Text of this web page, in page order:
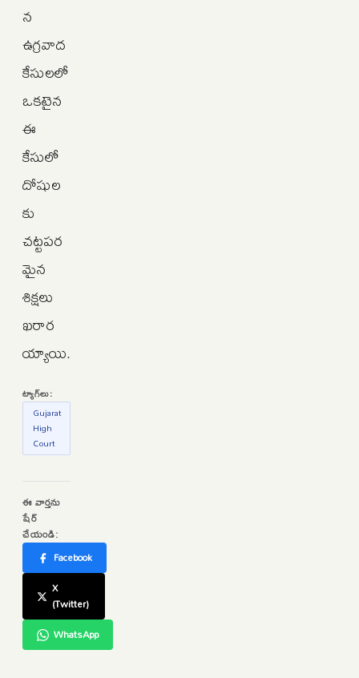
న
ఉగ్రవాద
కేసులలో
ఒకటైన
ఈ
కేసులో
దోషుల
కు
చట్టపర
మైన
శిక్షలు
ఖరార
య్యాయి.
ట్యాగ్‌లు:
Gujarat
High
Court
ఈ వార్తను
షేర్
చేయండి:
Facebook
X
(Twitter)
WhatsApp